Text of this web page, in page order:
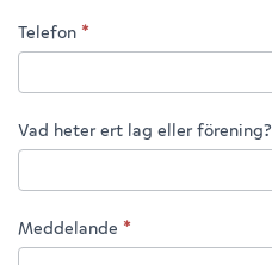
Telefon *
Vad heter ert lag eller förening?
Meddelande *